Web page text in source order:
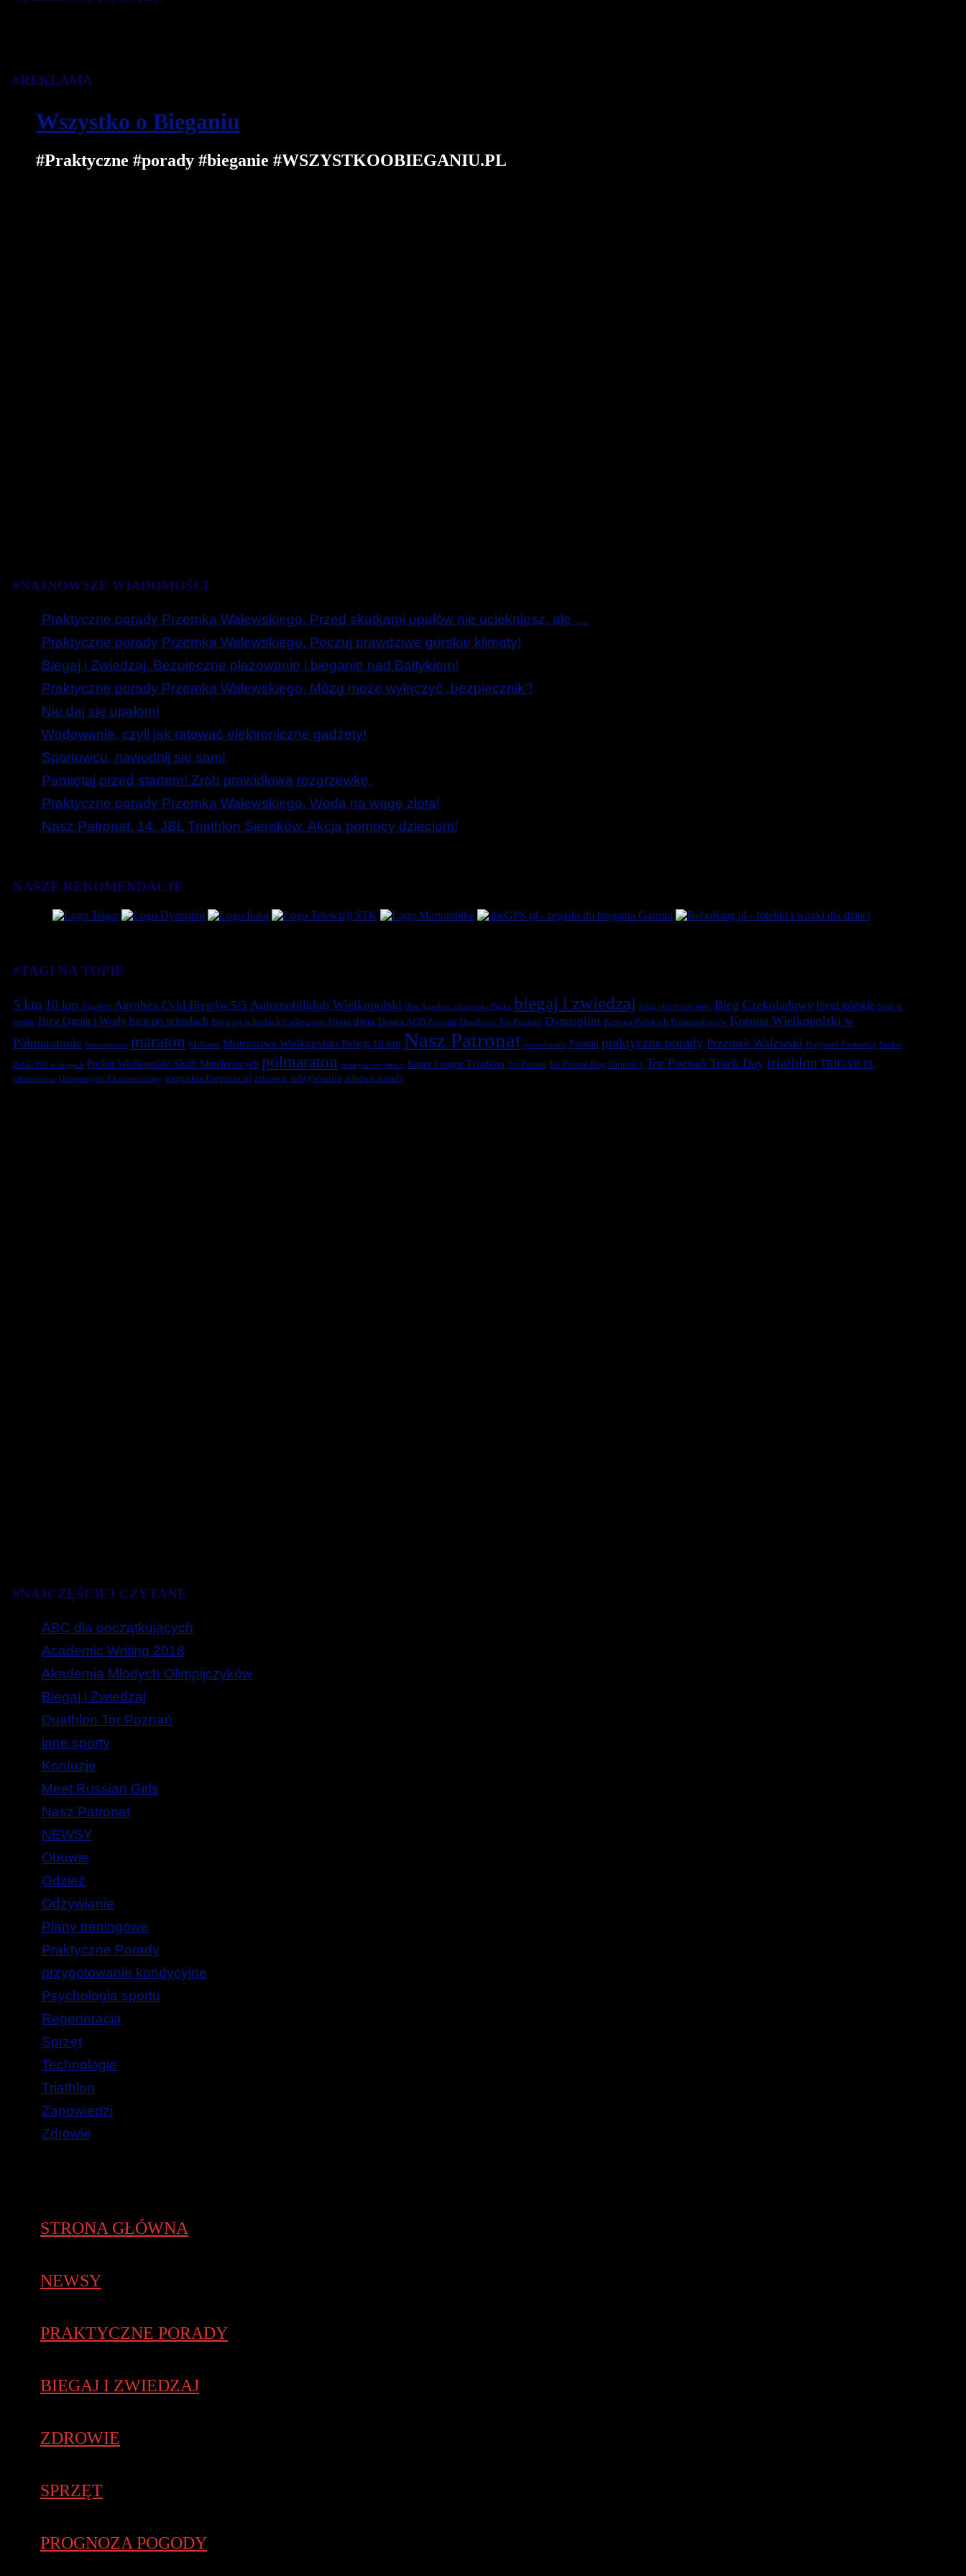
Wszystko o Bieganiu
#Praktyczne #porady #bieganie #WSZYSTKOOBIEGANIU.PL
#REKLAMA
#NAJNOWSZE WIADOMOŚCI
Praktyczne porady Przemka Walewskiego. Przed skutkami upałów nie uciekniesz, ale …
Praktyczne porady Przemka Walewskiego. Poczuj prawdziwe górskie klimaty!
Biegaj i Zwiedzaj. Bezpieczne plażowanie i bieganie nad Bałtykiem!
Praktyczne porady Przemka Walewskiego. Mózg może wyłączyć „bezpiecznik”!
Nie daj się upałom!
Wodowanie, czyli jak ratować elektroniczne gadżety!
Sportowcu, nawodnij się sam!
Pamiętaj przed startem! Zrób prawidłową rozgrzewkę.
Praktyczne porady Przemka Walewskiego. Woda na wagę złota!
Nasz Patronat. 14. JBL Triathlon Sieraków. Akcja pomocy dzieciom!
NASZE REKOMENDACJE
#TAGI NA TOPIE
5 km 10 km Agrobex Agrobex Cykl Biegów 5/5 Automobilklub Wielkopolski Bieg Agrobex zalasewska Piątka biegaj i zwiedzaj bieg charytatywny Bieg Czekoladowy biegi górskie biegi w
terenie Bieg Ognia i Wody bieg po schodach Bieg po schodach Collegium Altum dieta Domix AGD Poznań Duathlon Tor Poznań Dynasplint Korona Polskich Półmaratonów Korona Wielkopolski w
Półmaratonie Koronawirus maraton Millano Mistrzostwa Wielkopolski Policji 10 km Nasz Patronat nawodnienie Poznań praktyczne porady Przemek Walewski Przystań Posnania Puchar
Polski PSP w biegach Puchar Wielkopolski Służb Mundurowych półmaraton strategia zwycięzcy Super League Triathlon Tor Poznań Tor Poznań Bieg Formuła 1 Tor Poznań Track Day triathlon TRIGAR.PL
ultramaraton Uniwersytet Ekonomiczny wszystkoobieganiu.pl zdrowe odżywianie zdrowe zasady
#NAJCZĘŚCIEJ CZYTANE
ABC dla początkujących
Academic Writing 2018
Akademia Młodych Olimpijczyków
Biegaj i Zwiedzaj
Duathlon Tor Poznań
inne sporty
Kontuzje
Meet Russian Girls
Nasz Patronat
NEWSY
Obuwie
Odzież
Odżywianie
Plany treningowe
Praktyczne Porady
przygotowanie kondycyjne
Psychologia sportu
Regeneracja
Sprzęt
Technologie
Triathlon
Zapowiedzi
Zdrowie
STRONA GŁÓWNA
NEWSY
PRAKTYCZNE PORADY
BIEGAJ I ZWIEDZAJ
ZDROWIE
SPRZĘT
PROGNOZA POGODY